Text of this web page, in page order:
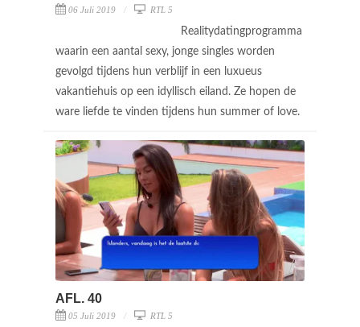
06 Juli 2019 RTL 5
Realitydatingprogramma
waarin een aantal sexy, jonge singles worden
gevolgd tijdens hun verblijf in een luxueus
vakantiehuis op een idyllisch eiland. Ze hopen de
ware liefde te vinden tijdens hun summer of love.
AFL. 40
05 Juli 2019 RTL 5